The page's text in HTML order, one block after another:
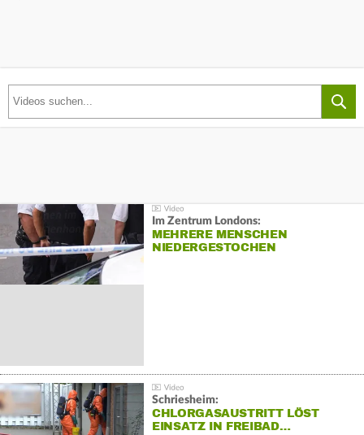
Im Zentrum Londons:
MEHRERE MENSCHEN
NIEDERGESTOCHEN
Schriesheim:
CHLORGASAUSTRITT LÖST
EINSATZ IN FREIBAD…